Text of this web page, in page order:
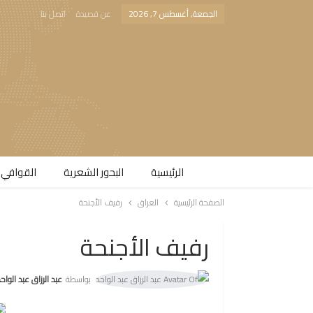
الجمعة, أغسطس 7, 2026 عن قصيدة اتصل بنا
الرئيسية البحور الشعرية​
الصفحة الرئيسية العراق رفيف الأجنحة
رفيف الأجنحة
بواسطة عبد الرزاق عبد